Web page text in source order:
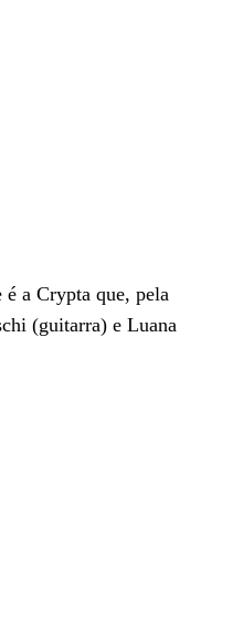
é a Crypta que, pela
(guitarra) e Luana